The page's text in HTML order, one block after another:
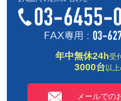
年中無休24h受
3000台以
メールでの